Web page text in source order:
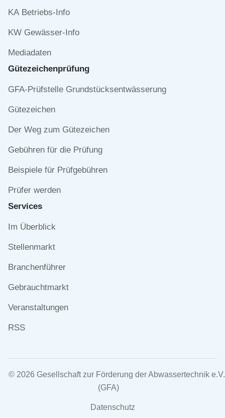
KA Betriebs-Info
KW Gewässer-Info
Mediadaten
Gütezeichen­prüfung
Navigation
GFA-Prüfstelle Grundstücksentwässerung
Gütezeichen
Der Weg zum Gütezeichen
Gebühren für die Prüfung
Beispiele für Prüfgebühren
Prüfer werden
Services
Navigation
Im Überblick
Stellenmarkt
Branchenführer
Gebrauchtmarkt
Veranstaltungen
RSS
© 2026 Gesellschaft zur Förderung der Abwassertechnik e.V.
(GFA)
Navigation
Datenschutz